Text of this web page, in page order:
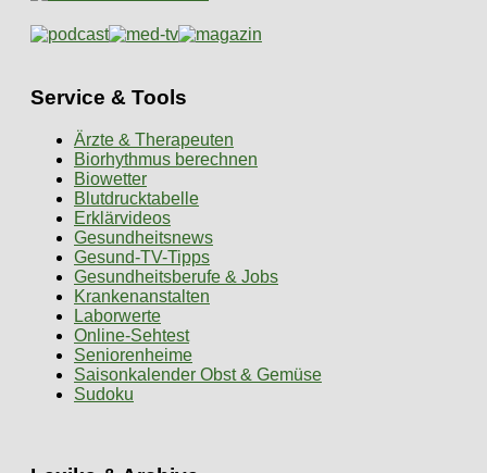
Service & Tools
Ärzte & Therapeuten
Biorhythmus berechnen
Biowetter
Blutdrucktabelle
Erklärvideos
Gesundheitsnews
Gesund-TV-Tipps
Gesundheitsberufe & Jobs
Krankenanstalten
Laborwerte
Online-Sehtest
Seniorenheime
Saisonkalender Obst & Gemüse
Sudoku